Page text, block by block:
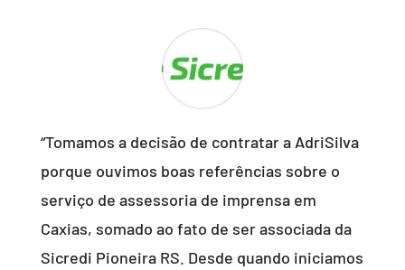
“Tomamos a decisão de contratar a AdriSilva
porque ouvimos boas referências sobre o
serviço de assessoria de imprensa em
Caxias, somado ao fato de ser associada da
Sicredi Pioneira RS. Desde quando iniciamos